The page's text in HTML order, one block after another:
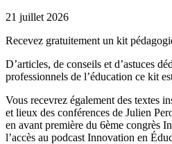
21 juillet 2026
Recevez gratuitement un kit
D’articles, de conseils et d’astuces
professionnels de l’éducation ce kit
Vous recevrez également des textes
et lieux des conférences de Julien
en avant première du 6ème congrès
l’accès au podcast Innovation en